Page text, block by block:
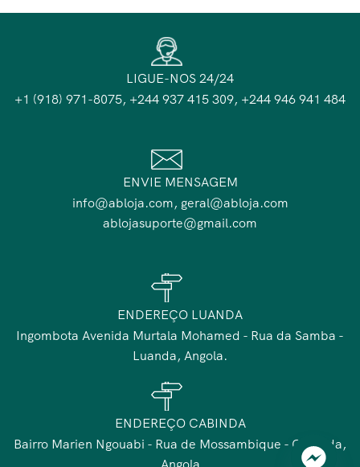
LIGUE-NOS 24/24
+1 (918) 971-8075, +244 937 415 309, +244 946 941 484
ENVIE MENSAGEM
info@abloja.com, geral@abloja.com
ablojasuporte@gmail.com
ENDEREÇO LUANDA
Ingombota Avenida Murtala Mohamed - Rua da Samba -
Luanda, Angola.
ENDEREÇO CABINDA
Bairro Marien Ngouabi - Rua de Mossambique - Cabinda,